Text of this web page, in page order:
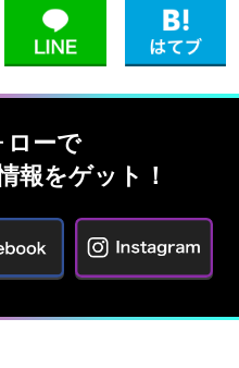
ローで
報をゲット！